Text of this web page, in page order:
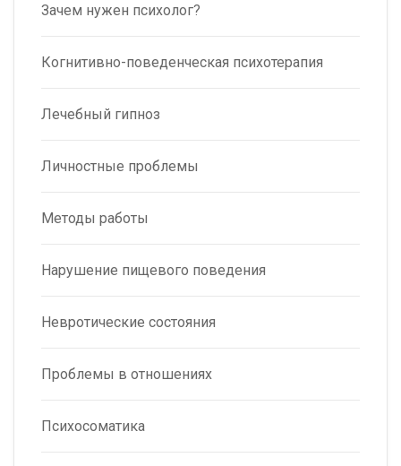
Зачем нужен психолог?
Когнитивно-поведенческая психотерапия
Лечебный гипноз
Личностные проблемы
Методы работы
Нарушение пищевого поведения
Невротические состояния
Проблемы в отношениях
Психосоматика